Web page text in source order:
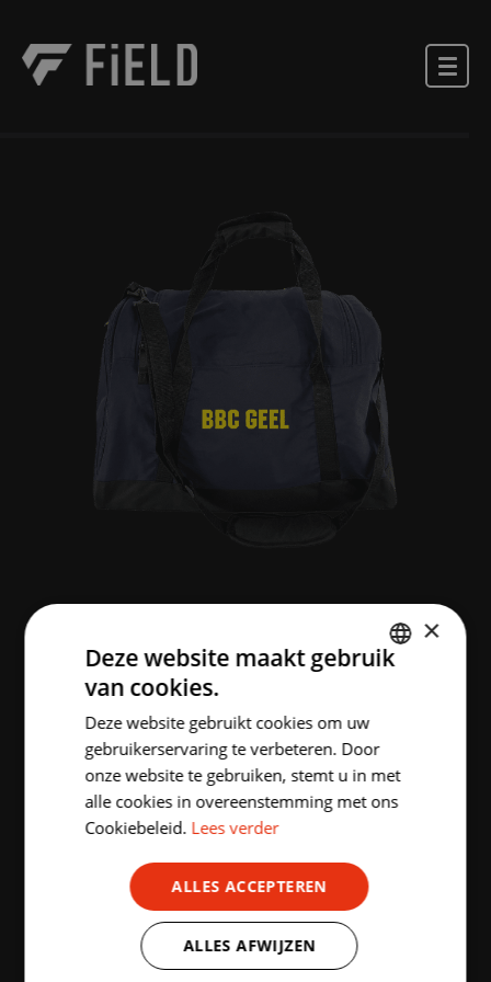
32.00 incl. BTW
NAAM(+€6.00)
Aantal stuks
+
×
Deze website maakt gebruik
van cookies.
Deze website gebruikt cookies om uw
gebruikerservaring te verbeteren. Door
onze website te gebruiken, stemt u in met
alle cookies in overeenstemming met ons
Cookiebeleid. Lees verder
ALLES ACCEPTEREN
ALLES AFWIJZEN